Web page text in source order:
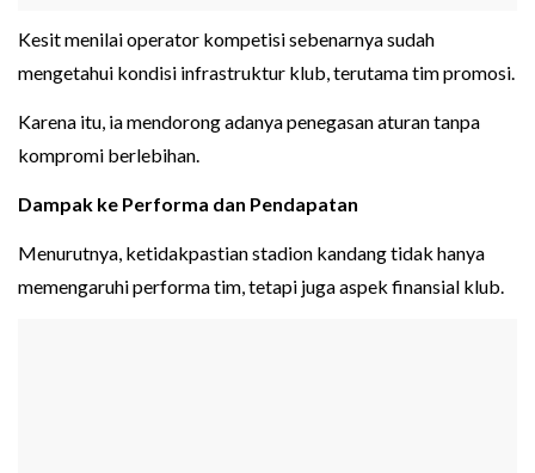
Kesit menilai operator kompetisi sebenarnya sudah
mengetahui kondisi infrastruktur klub, terutama tim promosi.
Karena itu, ia mendorong adanya penegasan aturan tanpa
kompromi berlebihan.
Dampak ke Performa dan Pendapatan
Menurutnya, ketidakpastian stadion kandang tidak hanya
memengaruhi performa tim, tetapi juga aspek finansial klub.